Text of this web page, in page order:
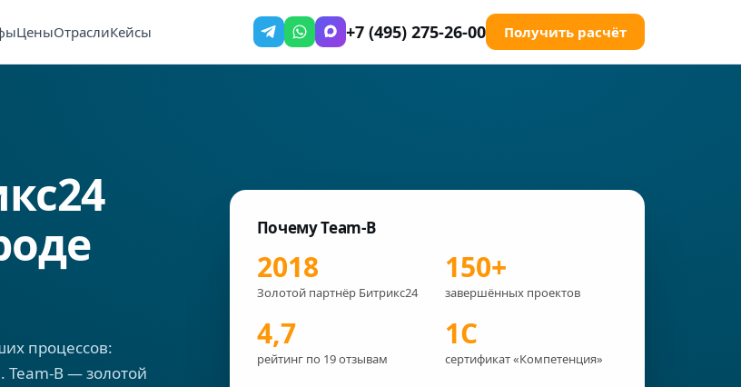
ЦеныОтраслиКейсы +7 (495) 275-26-00 Получить расчёт
процессов:
Team-B — золотой
Почему Team-B
2018
Золотой партнёр Битрикс24
150+
завершённых проектов
4,7
рейтинг по 19 отзывам
1С
сертификат «Компетенция»